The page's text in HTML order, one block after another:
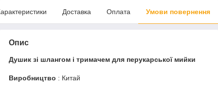
Доставка Оплата Умови повернення
Опис
Душик зі шлангом і тримачем для перукарської мийки
Виробництво : Китай